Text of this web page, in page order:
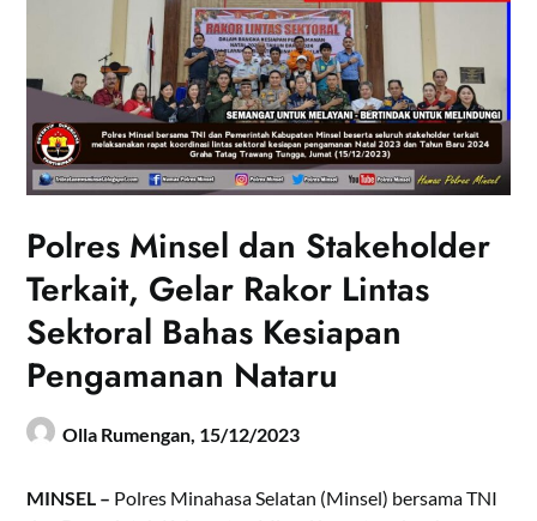
Polres Minsel dan Stakeholder
Terkait, Gelar Rakor Lintas
Sektoral Bahas Kesiapan
Pengamanan Nataru
Olla Rumengan, 15/12/2023
MINSEL – Polres Minahasa Selatan (Minsel) bersama TNI